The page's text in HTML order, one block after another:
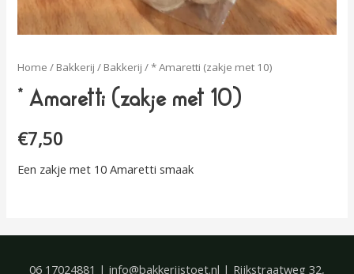
Home / Bakkerij / Bakkerij / * Amaretti (zakje met 10)
* Amaretti (zakje met 10)
€7,50
Een zakje met 10 Amaretti smaak
06 17024881 | info@bakkerijstoet.nl | Rijkstraatweg 32,